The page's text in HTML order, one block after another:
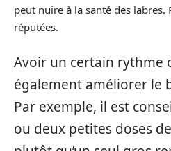
peut nuire à la santé des
réputées.
Avoir un certain rythme
également améliorer le
Par exemple, il est
ou deux petites doses